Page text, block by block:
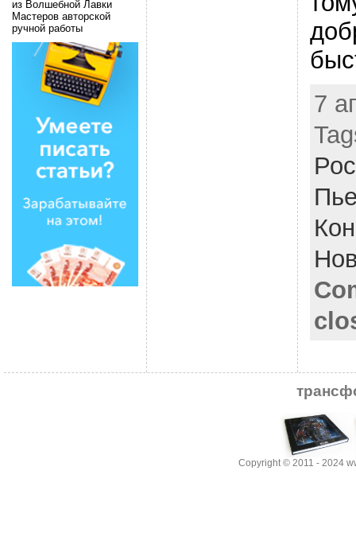
из Волшебной Лавки
Мастеров авторской
ручной работы
7
Copyright © 2011 - 2024